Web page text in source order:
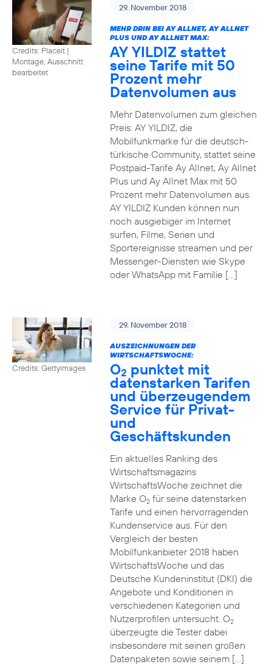
Credits: Placeit |
Montage, Ausschnitt
bearbeitet
29. November 2018
MEHR DRIN BEI AY ALLNET, AY ALLNET
PLUS UND AY ALLNET MAX:
AY YILDIZ stattet
seine Tarife mit 50
Prozent mehr
Datenvolumen aus
Mehr Datenvolumen zum gleichen
Preis: AY YILDIZ, die
Mobilfunkmarke für die deutsch-
türkische Community, stattet seine
Postpaid-Tarife Ay Allnet, Ay Allnet
Plus und Ay Allnet Max mit 50
Prozent mehr Datenvolumen aus.
AY YILDIZ Kunden können nun
noch ausgiebiger im Internet
surfen, Filme, Serien und
Sportereignisse streamen und per
Messenger-Diensten wie Skype
oder WhatsApp mit Familie […]
Credits: Gettyimages
29. November 2018
AUSZEICHNUNGEN DER
WIRTSCHAFTSWOCHE:
O2 punktet mit
datenstarken Tarifen
und überzeugendem
Service für Privat-
und
Geschäftskunden
Ein aktuelles Ranking des
Wirtschaftsmagazins
WirtschaftsWoche zeichnet die
Marke O2für seine datenstarken
Tarife und einen hervorragenden
Kundenservice aus. Für den
Vergleich der besten
Mobilfunkanbieter 2018 haben
WirtschaftsWoche und das
Deutsche Kundeninstitut (DKI) die
Angebote und Konditionen in
verschiedenen Kategorien und
Nutzerprofilen untersucht. O2
überzeugte die Tester dabei
insbesondere mit seinen großen
Datenpaketen sowie seinem […]